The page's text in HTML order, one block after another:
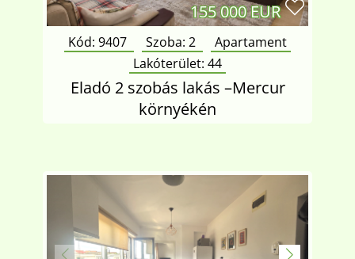
155 000 EUR
Kód: 9407 Szoba: 2
Apartament
Lakóterület: 44
Eladó 2 szobás lakás –Mercur
környékén